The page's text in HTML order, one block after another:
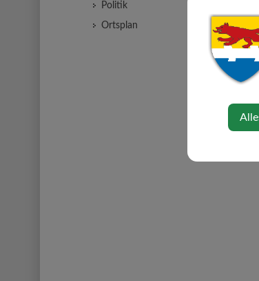
Politik
Ortsplan